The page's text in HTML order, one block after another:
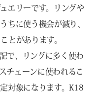
エリーです。リングや
ちに使う機会が減り、
とがあります。
で、リングに多く使わ
チェーンに使われるこ
対象になります。K18